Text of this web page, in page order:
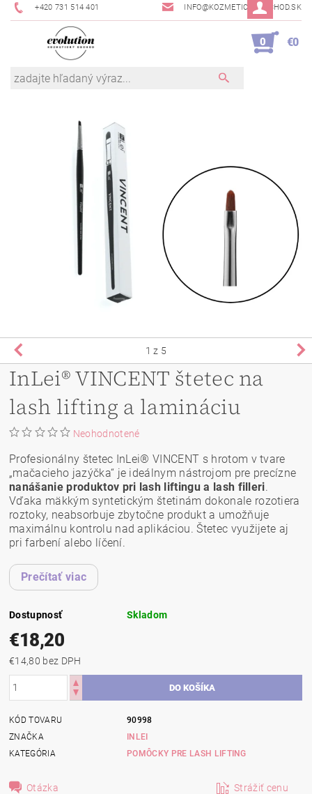
+420 731 514 401 INFO@KOZMETICKYOBCHOD.SK
0 €0
1 z 5
InLei® VINCENT štetec na
lash lifting a lamináciu
Neohodnotené
Profesionálny štetec InLei® VINCENT s hrotom v tvare
„mačacieho jazýčka“ je ideálnym nástrojom pre precízne
nanášanie produktov pri lash liftingu a lash filleri.
Vďaka mäkkým syntetickým štetinám dokonale rozotiera
roztoky, neabsorbuje zbytočne produkt a umožňuje
maximálnu kontrolu nad aplikáciou. Štetec využijete aj
pri farbení alebo líčení.
Prečítať viac
Dostupnosť Skladom
€18,20
€14,80 bez DPH
KÓD TOVARU
90998
ZNAČKA
INLEI
KATEGÓRIA
POMÔCKY PRE LASH LIFTING
Otázka Strážiť cenu